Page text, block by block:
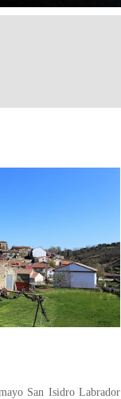
San Isidro Labrador